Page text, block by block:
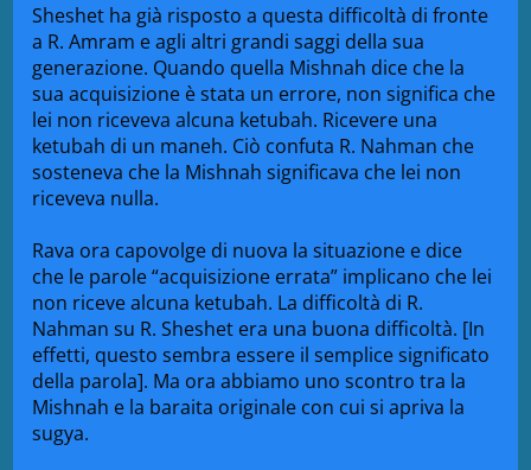
Sheshet ha già risposto a questa difficoltà di fronte
a R. Amram e agli altri grandi saggi della sua
generazione. Quando quella Mishnah dice che la
sua acquisizione è stata un errore, non significa che
lei non riceveva alcuna ketubah. Ricevere una
ketubah di un maneh. Ciò confuta R. Nahman che
sosteneva che la Mishnah significava che lei non
riceveva nulla.
Rava ora capovolge di nuova la situazione e dice
che le parole “acquisizione errata” implicano che lei
non riceve alcuna ketubah. La difficoltà di R.
Nahman su R. Sheshet era una buona difficoltà. [In
effetti, questo sembra essere il semplice significato
della parola]. Ma ora abbiamo uno scontro tra la
Mishnah e la baraita originale con cui si apriva la
sugya.